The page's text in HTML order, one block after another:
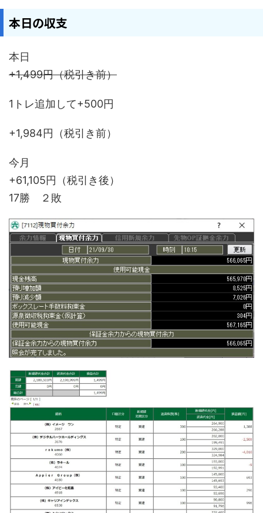
本日の収支
本日
+1,499円（税引き前）
1トレ追加して+500円
+1,984円（税引き前）
今月
+61,105円（税引き後）
17勝 ２敗